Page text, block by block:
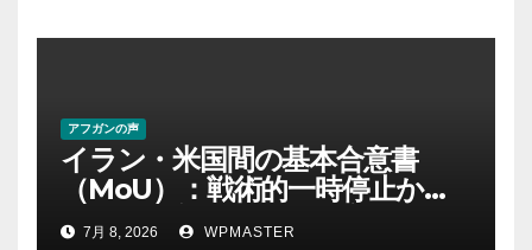
アフガンの声
イラン・米国間の基本合意書
（MoU）：戦術的一時停止か、
それとも新たな地域秩序の始ま
7月 8, 2026 WPMASTER